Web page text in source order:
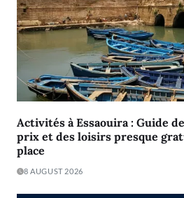
Activités à Essaouira : Guide
prix et des loisirs presque
place
8 AUGUST 2026